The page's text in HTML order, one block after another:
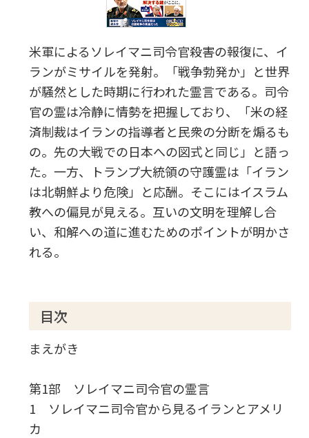
米軍によるソレイマニ司令官殺害の報復に、イ
ランがミサイルを発射。「戦争勃発か」と世界
が騒然とした時期に行われた霊言である。司令
官の霊は冷静に情勢を把握しており、「米の経
済制裁はイランの指導者と民衆の分断を煽るも
の。先の大戦での日本への図式と同じ」と語っ
た。一方、トランプ大統領の守護霊は「イラン
は北朝鮮より危険」と応酬。そこにはイスラム
教への偏見が見える。互いの文明を理解し合
い、和解への道に進むためのポイントが明かさ
れる。
目次
まえがき
第1部 ソレイマニ司令官の霊言
1 ソレイマニ司令官から見るイランとアメリ
カ